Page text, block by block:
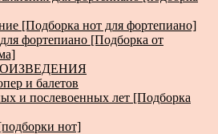
[Подборка нот для фортепиано]
фортепиано [Подборка от
и балетов
и послевоенных лет [Подборка
нот]